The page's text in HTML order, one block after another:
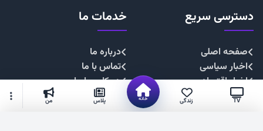
TV زندگی خانه پلاس من
دسترسی سریع
صفحه اصلی
اخبار سیاسی
اخبار اقتصادی
اخبار اجتماعی
خدمات ما
درباره ما
تماس با ما
همکاری با ما
تبلیغات